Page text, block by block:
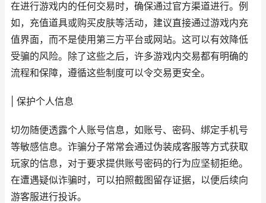
在进行游戏内的任何交易时，确保通过官方渠道进行。例
如，充值道具或购买皮肤等活动，建议直接通过游戏内充
值界面，而不是使用第三方平台或网站。这可以有效降低
受骗的风险。除了这些之后，许多游戏内交易都有明确的
流程和保障，遵循这些制度可以令交易更安全。
| 保护个人信息
切勿随便透露个人账号信息，如账号、密码、绑定手机号
等敏感信息。诈骗分子常常会通过伪装成客服等方式获取
玩家的信息，对于要求提供账号密码的行为应坚韧拒绝。
在遭遇疑似诈骗时，可以拍照截图留存证据，以便后续向
游客服进行投诉。